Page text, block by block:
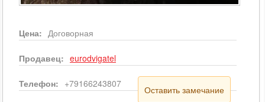
Цена: Договорная
Продавец: eurodvigatel
Телефон: +79166243807
Оставить замечание